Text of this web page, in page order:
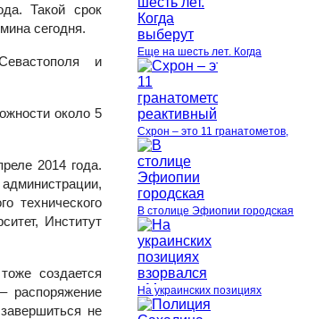
Такой срок
сегодня.
и
около 5
2014 года.
технического
Институт
создается
распоряжение
не
Еще на шесть лет. Когда
Схрон – это 11 гранатометов,
В столице Эфиопии городская
На украинских позициях